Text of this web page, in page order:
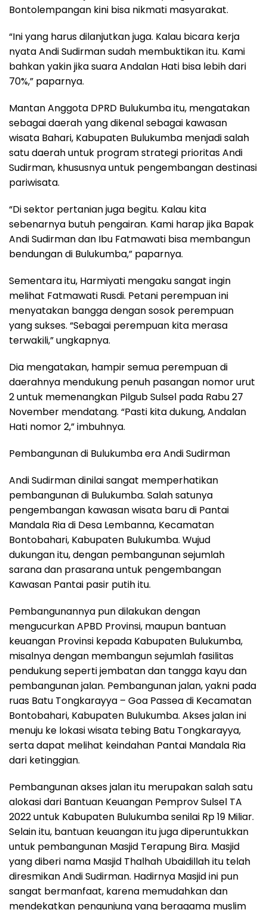
Bontolempangan kini bisa nikmati masyarakat.
“Ini yang harus dilanjutkan juga. Kalau bicara kerja
nyata Andi Sudirman sudah membuktikan itu. Kami
bahkan yakin jika suara Andalan Hati bisa lebih dari
70%,” paparnya.
Mantan Anggota DPRD Bulukumba itu, mengatakan
sebagai daerah yang dikenal sebagai kawasan
wisata Bahari, Kabupaten Bulukumba menjadi salah
satu daerah untuk program strategi prioritas Andi
Sudirman, khususnya untuk pengembangan destinasi
pariwisata.
“Di sektor pertanian juga begitu. Kalau kita
sebenarnya butuh pengairan. Kami harap jika Bapak
Andi Sudirman dan Ibu Fatmawati bisa membangun
bendungan di Bulukumba,” paparnya.
Sementara itu, Harmiyati mengaku sangat ingin
melihat Fatmawati Rusdi. Petani perempuan ini
menyatakan bangga dengan sosok perempuan
yang sukses. “Sebagai perempuan kita merasa
terwakili,” ungkapnya.
Dia mengatakan, hampir semua perempuan di
daerahnya mendukung penuh pasangan nomor urut
2 untuk memenangkan Pilgub Sulsel pada Rabu 27
November mendatang. “Pasti kita dukung, Andalan
Hati nomor 2,” imbuhnya.
Pembangunan di Bulukumba era Andi Sudirman
Andi Sudirman dinilai sangat memperhatikan
pembangunan di Bulukumba. Salah satunya
pengembangan kawasan wisata baru di Pantai
Mandala Ria di Desa Lembanna, Kecamatan
Bontobahari, Kabupaten Bulukumba. Wujud
dukungan itu, dengan pembangunan sejumlah
sarana dan prasarana untuk pengembangan
Kawasan Pantai pasir putih itu.
Pembangunannya pun dilakukan dengan
mengucurkan APBD Provinsi, maupun bantuan
keuangan Provinsi kepada Kabupaten Bulukumba,
misalnya dengan membangun sejumlah fasilitas
pendukung seperti jembatan dan tangga kayu dan
pembangunan jalan. Pembangunan jalan, yakni pada
ruas Batu Tongkarayya – Goa Passea di Kecamatan
Bontobahari, Kabupaten Bulukumba. Akses jalan ini
menuju ke lokasi wisata tebing Batu Tongkarayya,
serta dapat melihat keindahan Pantai Mandala Ria
dari ketinggian.
Pembangunan akses jalan itu merupakan salah satu
alokasi dari Bantuan Keuangan Pemprov Sulsel TA
2022 untuk Kabupaten Bulukumba senilai Rp 19 Miliar.
Selain itu, bantuan keuangan itu juga diperuntukkan
untuk pembangunan Masjid Terapung Bira. Masjid
yang diberi nama Masjid Thalhah Ubaidillah itu telah
diresmikan Andi Sudirman. Hadirnya Masjid ini pun
sangat bermanfaat, karena memudahkan dan
mendekatkan pengunjung yang beragama muslim